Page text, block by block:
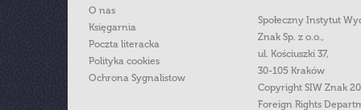
O nas
Księgarnia
Poczta literacka
Polityka cookies
Ochrona Sygnalistow
Społeczny Instytut
Znak Sp. z o.o.,
ul. Kościuszki 37,
30-105 Kraków
Copyright SIW Znak
Foreign Rights